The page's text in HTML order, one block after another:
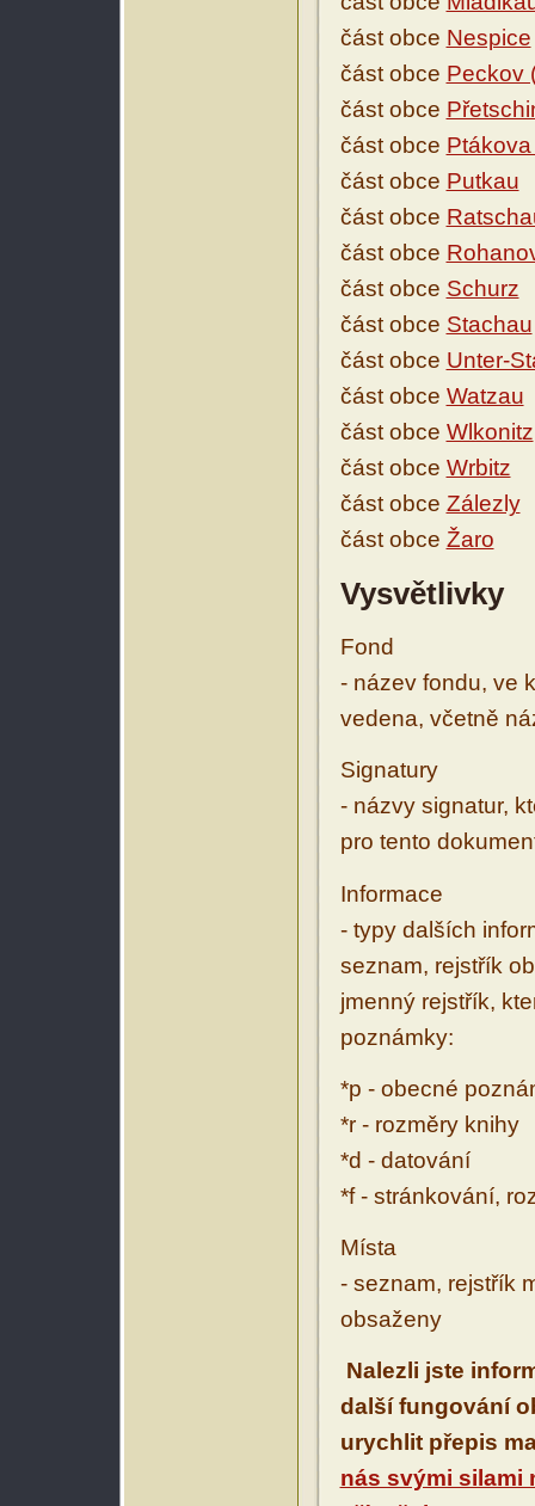
část obce Nespice
část obce Peckov
část obce
část obce
část obce Putkau
část obce
část obce
část obce Schurz
část obce Stachau
část obce Unter-
část obce Watzau
část obce Wlkonitz
část obce Wrbitz
část obce Zálezly
část obce Žaro
Vysvětlivky
Fond
- název fondu, ve
vedena, včetně
Signatury
- názvy signatur,
pro tento
Informace
- typy dalších
seznam, rejstřík
jmenný rejstřík,
poznámky:
*p - obecné
*r - rozměry knihy
*d - datování
*f - stránkování,
Místa
- seznam, rejstřík
obsaženy
Nalezli jste
další fungování
urychlit přepis
nás svými silami